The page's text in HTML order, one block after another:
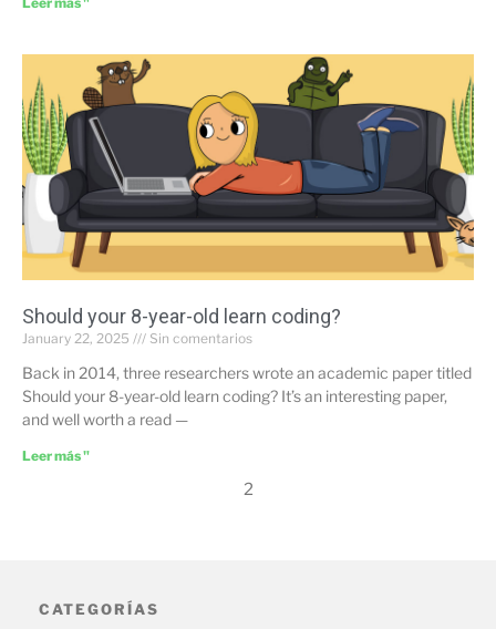
Should your 8-year-old learn coding?
January 22, 2025 Sin comentarios
Back in 2014, three researchers wrote an academic paper titled
Should your 8-year-old learn coding? It’s an interesting paper,
and well worth a read —
Leer más "
2
CATEGORÍAS